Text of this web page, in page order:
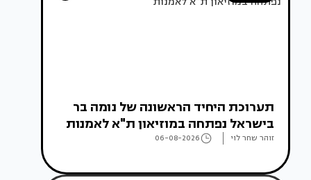
תערוכת היחיד הראשונה של נומה בר
בישראל נפתחה במוזיאון ת"א לאמנות
זוהר שחר לוי 06-08-2026